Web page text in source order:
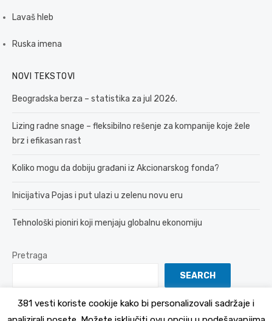
Lavaš hleb
Ruska imena
NOVI TEKSTOVI
Beogradska berza – statistika za jul 2026.
Lizing radne snage – fleksibilno rešenje za kompanije koje žele
brz i efikasan rast
Koliko mogu da dobiju građani iz Akcionarskog fonda?
Inicijativa Pojas i put ulazi u zelenu novu eru
Tehnološki pioniri koji menjaju globalnu ekonomiju
Pretraga
SEARCH
381 vesti koriste cookije kako bi personalizovali sadržaje i